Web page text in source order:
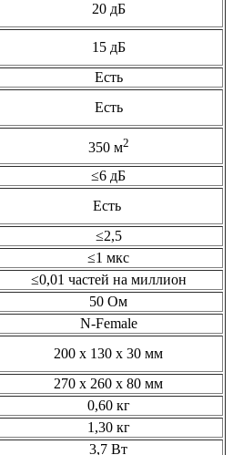
20 дБ
15 дБ
Есть
Есть
350 м2
≤6 дБ
Есть
≤2,5
≤1 мкс
≤0,01 частей на миллион
50 Ом
N-Female
200 х 130 х 30 мм
270 х 260 х 80 мм
0,60 кг
1,30 кг
3,7 Вт